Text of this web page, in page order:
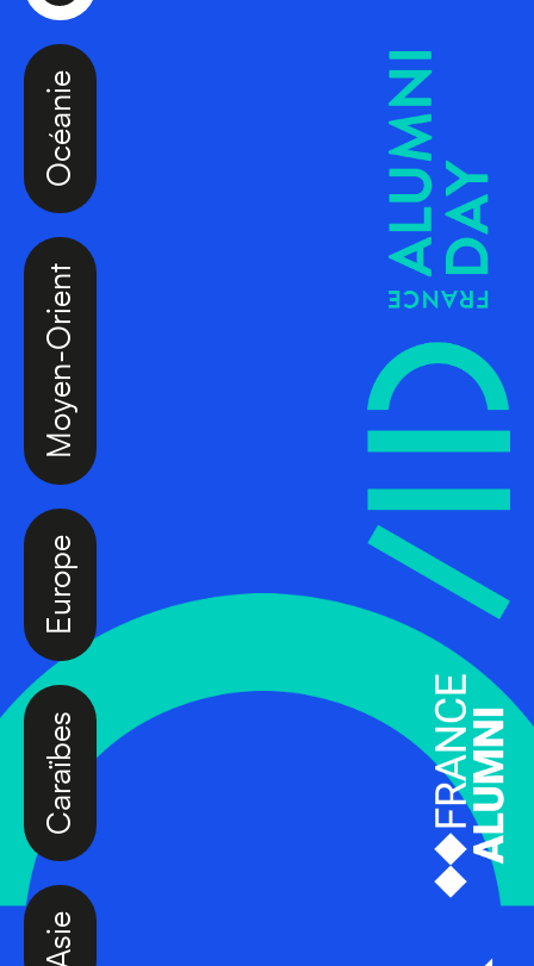
Asie
Caraïbes
Europe
Moyen-Orient
Océanie